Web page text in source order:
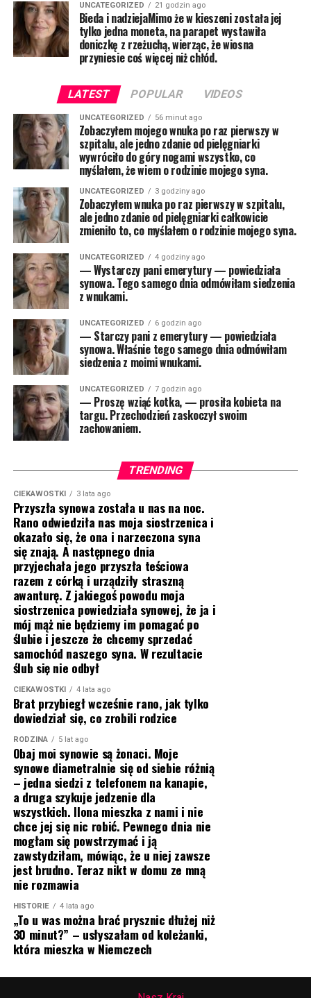
UNCATEGORIZED 21 godzin ago
Bieda i nadziejaMimo że w kieszeni została jej
tylko jedna moneta, na parapet wystawiła
doniczkę z rzeżuchą, wierząc, że wiosna
przyniesie coś więcej niż chłód.
LATEST POPULAR VIDEOS
UNCATEGORIZED 56 minut ago
Zobaczyłem mojego wnuka po raz pierwszy w
szpitalu, ale jedno zdanie od pielęgniarki
wywróciło do góry nogami wszystko, co
myślałem, że wiem o rodzinie mojego syna.
UNCATEGORIZED 3 godziny ago
Zobaczyłem wnuka po raz pierwszy w szpitalu,
ale jedno zdanie od pielęgniarki całkowicie
zmieniło to, co myślałem o rodzinie mojego syna.
UNCATEGORIZED 4 godziny ago
— Wystarczy pani emerytury — powiedziała
synowa. Tego samego dnia odmówiłam siedzenia
z wnukami.
UNCATEGORIZED 6 godzin ago
— Starczy pani z emerytury — powiedziała
synowa. Właśnie tego samego dnia odmówiłam
siedzenia z moimi wnukami.
UNCATEGORIZED 7 godzin ago
— Proszę wziąć kotka, — prosiła kobieta na
targu. Przechodzień zaskoczył swoim
zachowaniem.
TRENDING
CIEKAWOSTKI 3 lata ago
Przyszła synowa została u nas na noc.
Rano odwiedziła nas moja siostrzenica i
okazało się, że ona i narzeczona syna
się znają. A następnego dnia
przyjechała jego przyszła teściowa
razem z córką i urządziły straszną
awanturę. Z jakiegoś powodu moja
siostrzenica powiedziała synowej, że ja i
mój mąż nie będziemy im pomagać po
ślubie i jeszcze że chcemy sprzedać
samochód naszego syna. W rezultacie
ślub się nie odbył
CIEKAWOSTKI 4 lata ago
Brat przybiegł wcześnie rano, jak tylko
dowiedział się, co zrobili rodzice
RODZINA 5 lat ago
Obaj moi synowie są żonaci. Moje
synowe diametralnie się od siebie różnią
– jedna siedzi z telefonem na kanapie,
a druga szykuje jedzenie dla
wszystkich. Ilona mieszka z nami i nie
chce jej się nic robić. Pewnego dnia nie
mogłam się powstrzymać i ją
zawstydziłam, mówiąc, że u niej zawsze
jest brudno. Teraz nikt w domu ze mną
nie rozmawia
HISTORIE 4 lata ago
„To u was można brać prysznic dłużej niż
30 minut?” – usłyszałam od koleżanki,
która mieszka w Niemczech